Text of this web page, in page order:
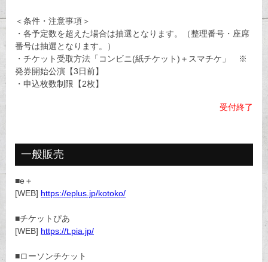
＜条件・注意事項＞
・各予定数を超えた場合は抽選となります。（整理番号・座席
番号は抽選となります。）
・チケット受取方法「コンビニ(紙チケット)＋スマチケ」 ※
発券開始公演【3日前】
・申込枚数制限【2枚】
受付終了
一般販売
■e＋
[WEB] https://eplus.jp/kotoko/
■チケットぴあ
[WEB] https://t.pia.jp/
■ローソンチケット